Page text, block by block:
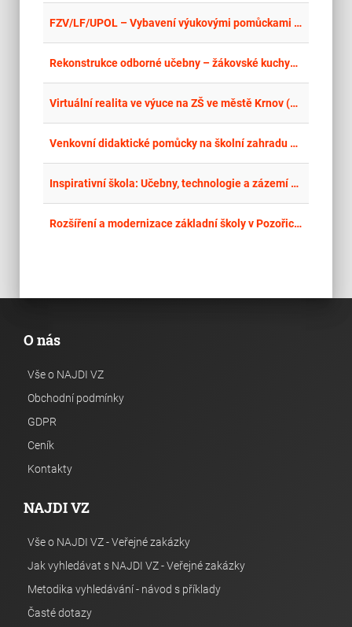
FZV/LF/UPOL – Vybavení výukovými pomůckami pro simulační a praktickou výuku – rozděleno na části
Rekonstrukce odborné učebny – žákovské kuchyně v ZŠ a MŠ Vrbovec
Virtuální realita ve výuce na ZŠ ve městě Krnov (pomůcky)
Venkovní didaktické pomůcky na školní zahradu ZŠ Míru, Děčín Boletice nad Labem
Inspirativní škola: Učebny, technologie a zázemí pro každého žáka – dodávky II. – Část 1: IT vybavení
Rozšíření a modernizace základní školy v Pozořicích – dodávky
O nás
Vše o NAJDI VZ
Obchodní podmínky
GDPR
Ceník
Kontakty
NAJDI VZ
Vše o NAJDI VZ - Veřejné zakázky
Jak vyhledávat s NAJDI VZ - Veřejné zakázky
Metodika vyhledávání - návod s příklady
Časté dotazy